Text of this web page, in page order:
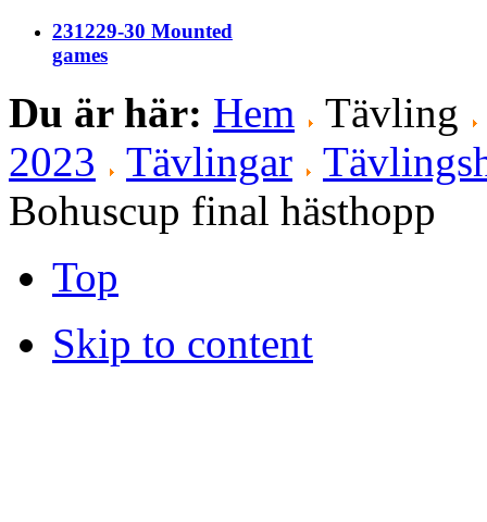
231229-30 Mounted
games
Du är här: Hem Tävling
2023
Tävlingar
Bohuscup final hästhopp
Top
Skip to content